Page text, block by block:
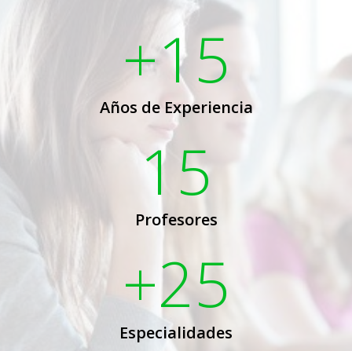
+15
Años de Experiencia
15
Profesores
+25
Especialidades